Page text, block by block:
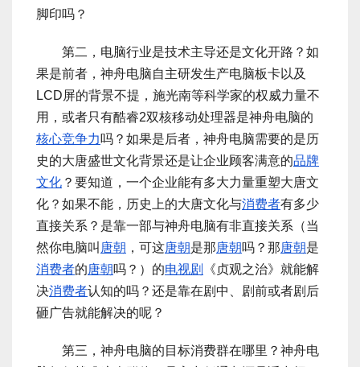
脚印吗？
第二，电脑行业是技术主导还是文化开路？如
果是前者，神舟电脑自主研发生产电脑板卡以及
LCD屏的背景不提，施光南等科学家的权威力量不
用，或者只有酷睿2双核移动处理器是神舟电脑的
核心竞争力吗？如果是后者，神舟电脑需要的是历
史的大唐盛世文化背景还是让企业顾客满意的品牌
文化 ？要知道，一个企业能有多大力量重塑大唐文
化？如果不能，历史上的大唐文化与消费者有多少
直接关系？是靠一部与神舟电脑有非直接关系（当
然你电脑叫 唐朝 ，可这唐朝是那唐朝吗？那唐朝是
消费者的唐朝吗？）的电视剧
《贞观之治》就能解
决消费者认知的吗？还是靠在剧中、剧前或者剧后
砸广告就能解决的呢？
第三，神舟电脑的目标消费群在哪里？神舟电